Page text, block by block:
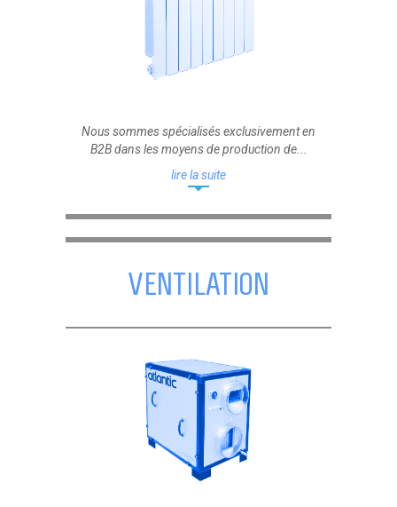
Nous sommes spécialisés exclusivement en
B2B dans les moyens de production de...
lire la suite
VENTILATION